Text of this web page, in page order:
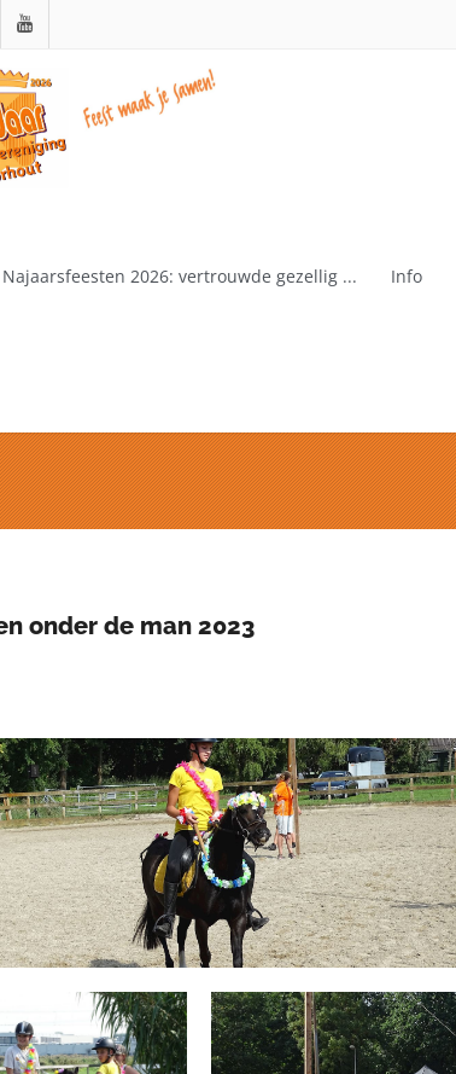
Najaarsfeesten 2026: vertrouwde gezellig ... Info
onder de man 2023